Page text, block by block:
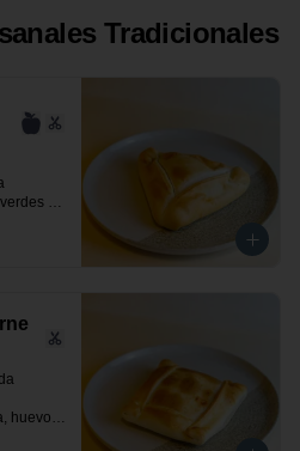
Tradicionales
huevo,